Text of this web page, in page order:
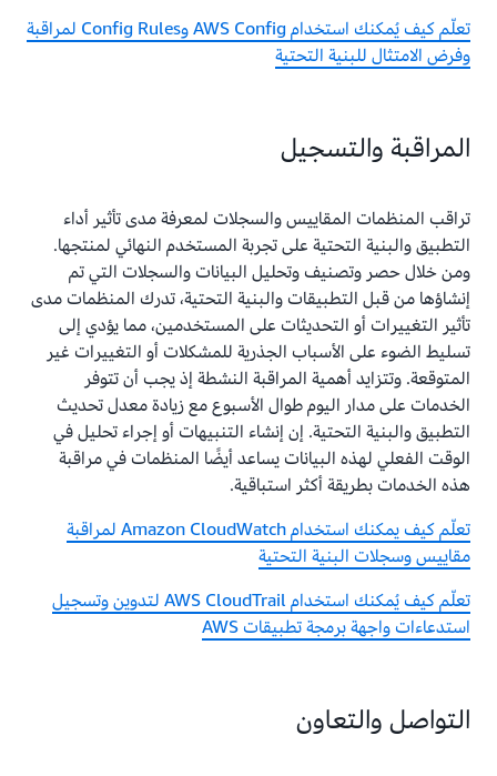
تعلّم كيف يُمكنك استخدام AWS Config وConfig Rules لمراقبة
وفرض الامتثال للبنية التحتية
المراقبة والتسجيل
تراقب المنظمات المقاييس والسجلات لمعرفة مدى تأثير أداء
التطبيق والبنية التحتية على تجربة المستخدم النهائي لمنتجها.
ومن خلال حصر وتصنيف وتحليل البيانات والسجلات التي تم
إنشاؤها من قبل التطبيقات والبنية التحتية، تدرك المنظمات مدى
تأثير التغييرات أو التحديثات على المستخدمين، مما يؤدي إلى
تسليط الضوء على الأسباب الجذرية للمشكلات أو التغييرات غير
المتوقعة. وتتزايد أهمية المراقبة النشطة إذ يجب أن تتوفر
الخدمات على مدار اليوم طوال الأسبوع مع زيادة معدل تحديث
التطبيق والبنية التحتية. إن إنشاء التنبيهات أو إجراء تحليل في
الوقت الفعلي لهذه البيانات يساعد أيضًا المنظمات في مراقبة
هذه الخدمات بطريقة أكثر استباقية.
تعلّم كيف يمكنك استخدام Amazon CloudWatch لمراقبة
مقاييس وسجلات البنية التحتية
تعلّم كيف يُمكنك استخدام AWS CloudTrail لتدوين وتسجيل
استدعاءات واجهة برمجة تطبيقات AWS
التواصل والتعاون